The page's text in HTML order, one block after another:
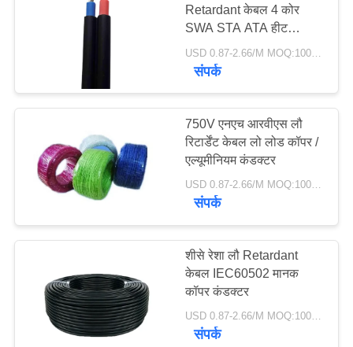
Retardant केबल 4 कोर
SWA STA ATA हीट
प्रतिरोधी
USD 0.87-2.66/M MOQ:100 मीटर
संपर्क
750V एनएच आरवीएस लौ
रिटार्डेंट केबल लो लोड कॉपर /
एल्यूमीनियम कंडक्टर
USD 0.87-2.66/M MOQ:100 मीटर
संपर्क
शीसे रेशा लौ Retardant
केबल IEC60502 मानक
कॉपर कंडक्टर
USD 0.87-2.66/M MOQ:100 मीटर
संपर्क